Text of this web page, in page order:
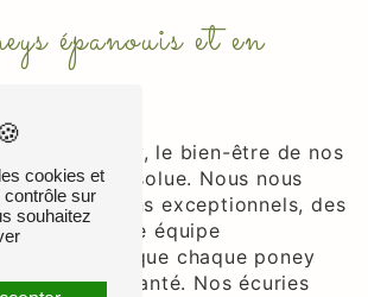
épanouis et en
De Grellery, le bien-être de nos
priorité absolue. Nous nous
des soins exceptionnels, des
et une équipe
garantir que chaque poney
en parfaite santé. Nos écuries
cookies et
contrôle sur
souhaitez